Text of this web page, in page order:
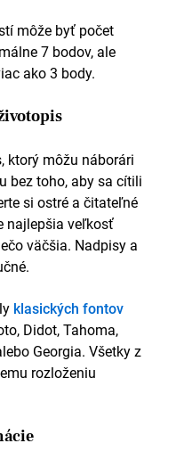
môže byť počet
7 bodov, ale
ako 3 body.
ktorý môžu náborári
bez toho, aby sa cítili
si ostré a čitateľné
najlepšia veľkosť
väčšia. Nadpisy a
klasických fontov
Didot, Tahoma,
Georgia. Všetky z
rozloženiu